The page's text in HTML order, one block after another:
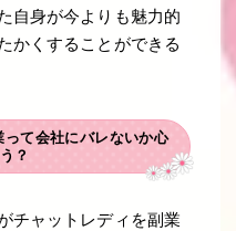
自身が今よりも魅力的
かくすることができる
て会社にバレないか心
？
チャットレディを副業